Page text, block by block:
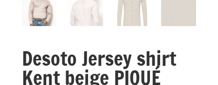
Desoto Jersey shirt
Kent beige PIQUÉ